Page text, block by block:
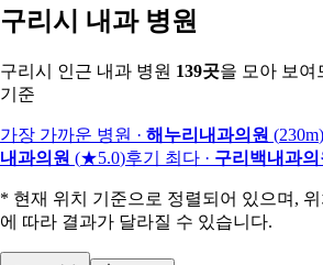
구리시 내과 병원
구리시 인근 내과 병원 139곳을 모아 보여
기준
가장 가까운 병원 · 해누리내과의원 (230m)
내과의원 (★5.0)후기 최다 · 구리백내과의
* 현재 위치 기준으로 정렬되어 있으며,
에 따라 결과가 달라질 수 있습니다.